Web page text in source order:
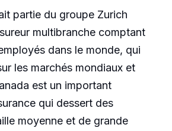
partie du groupe Zurich
multibranche comptant
dans le monde, qui
les marchés mondiaux et
est un important
qui dessert des
moyenne et de grande